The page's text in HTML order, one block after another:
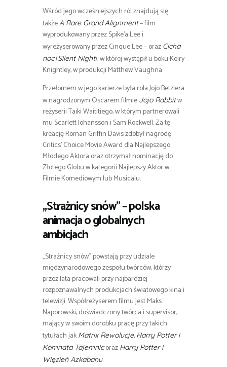
Wśród jego wcześniejszych ról znajdują się
takżeA Rare Grand Alignment– film
wyprodukowany przez Spike’a Lee i
wyreżyserowany przez Cinque Lee – oraz Cicha
noc(Silent Night), w której wystąpił u boku Keiry
Knightley, w produkcji Matthew Vaughna.
Przełomem w jego karierze była rola Jojo Betzlera
w nagrodzonym Oscarem filmie Jojo Rabbitw
reżyserii Taiki Waititiego, w którym partnerowali
mu Scarlett Johansson i Sam Rockwell. Za tę
kreację Roman Griffin Davis zdobył nagrodę
Critics’ Choice Movie Award dla Najlepszego
Młodego Aktora oraz otrzymał nominację do
Złotego Globu w kategorii Najlepszy Aktor w
Filmie Komediowym lub Musicalu.
„Strażnicy snów” – polska
animacja o globalnych
ambicjach
„Strażnicy snów” powstają przy udziale
międzynarodowego zespołu twórców, którzy
przez lata pracowali przy najbardziej
rozpoznawalnych produkcjach światowego kina i
telewizji. Współreżyserem filmu jest Maks
Naporowski, doświadczony twórca i supervisor,
mający w swoim dorobku pracę przy takich
tytułach jakMatrix Rewolucje, Harry Potter i
Komnata Tajemnicoraz Harry Potter i
Więzień Azkabanu.